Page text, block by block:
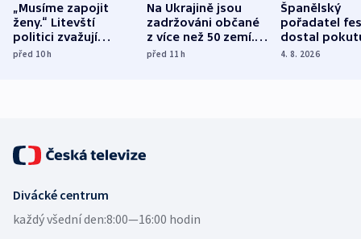
„Musíme zapojit
ženy.“ Litevští
politici zvažují
dohodu o
před 10h
Na Ukrajině jsou
zadržováni občané
z více než 50 zemí.
Bojovali na straně
před 11h
Španělský
pořadatel
dostal
nekalé
4. 8. 2026
Divácké centrum
každý všední den:8:00—16:00 hodin